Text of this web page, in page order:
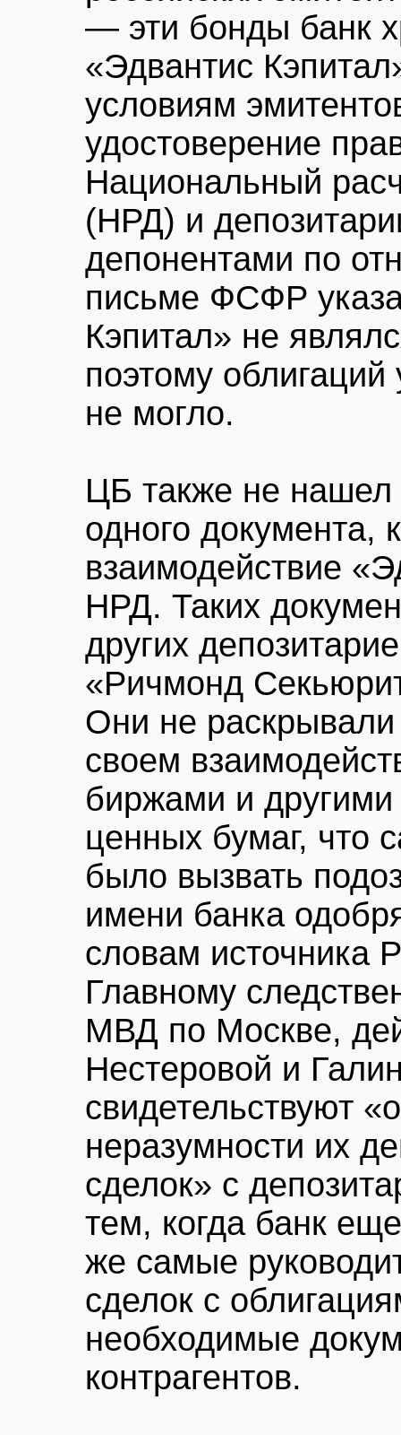
— эти бонды банк
«Эдвантис
условиям
удостоверение
Национальный
(НРД) и
депонентами по
письме ФСФР
Кэпитал» не
поэтому
не могло.
ЦБ также не
одного документа,
взаимодействие
НРД. Таких
других
«Ричмонд
Они не
своем
биржами и
ценных бумаг, что
было вызвать
имени банка
словам источника
Главному
МВД по Москве,
Нестеровой и
свидетельствуют
неразумности их
сделок» с
тем, когда банк
же самые
сделок с
необходимые
контрагентов.